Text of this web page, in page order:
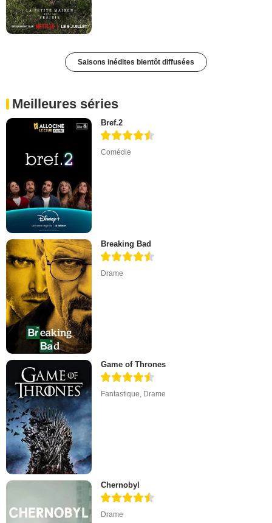
Saisons inédites bientôt diffusées
Meilleures séries
Bref.2
Comédie
Breaking Bad
Drame
Game of Thrones
Fantastique, Drame
Chernobyl
Drame